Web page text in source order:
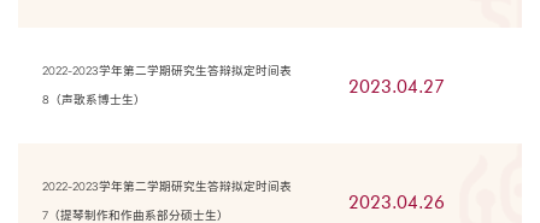
2022-2023学年第二学期研究生答辩拟定时间表
8（声歌系博士生）
2023.04.27
2022-2023学年第二学期研究生答辩拟定时间表
7（提琴制作和作曲系部分硕士生）
2023.04.26